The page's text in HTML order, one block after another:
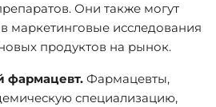
Они также могут
маркетинговые исследования
продуктов на рынок.
фармацевт. Фармацевты,
специализацию,